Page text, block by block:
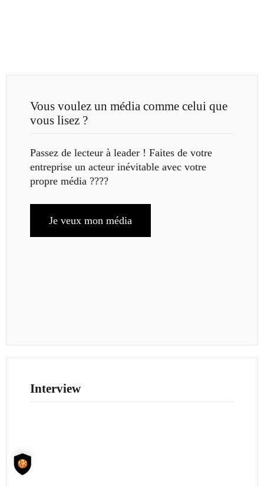
Vous voulez un média comme celui que
vous lisez ?
Passez de lecteur à leader ! Faites de votre
entreprise un acteur inévitable avec votre
propre média ????
Je veux mon média
Interview